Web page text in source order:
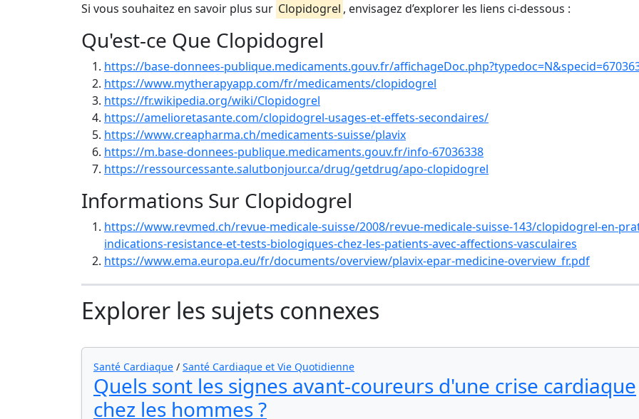
Si vous souhaitez en savoir plus sur Clopidogrel , envisagez d’explorer les liens ci-dessous :
Qu'est-ce Que Clopidogrel
https://base-donnees-publique.medicaments.gouv.fr/
https://www.mytherapyapp.com/fr/medicaments/clopidogrel
https://fr.wikipedia.org/wiki/Clopidogrel
https://amelioretasante.com/clopidogrel-usages-et-effets-secondaires/
https://www.creapharma.ch/medicaments-suisse/plavix
https://m.base-donnees-publique.medicaments.gouv.fr/info-67036338
https://ressourcessante.salutbonjour.ca/drug/getdrug/apo-clopidogrel
Informations Sur Clopidogrel
https://www.revmed.ch/revue-medicale-suisse/2008/revue-medicale-suisse-143/clopidogrel-en-
indications-resistance-et-tests-biologiques-chez-les-patients-avec-affections-vasculaires
https://www.ema.europa.eu/fr/documents/overview/plavix-epar-medicine-overview_fr.pdf
Explorer les sujets connexes
Santé Cardiaque / Santé Cardiaque et Vie Quotidienne
Quels sont les signes avant-coureurs d'une crise cardiaque
chez les hommes ?